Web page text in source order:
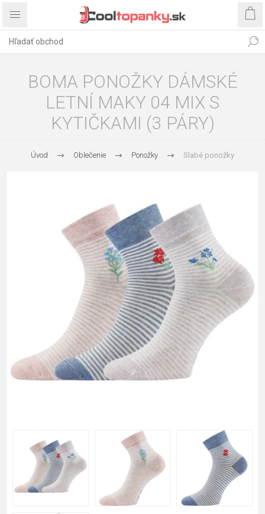
BOMA PONOŽKY DÁMSKÉ
LETNÍ MAKY 04 MIX S
KYTIČKAMI (3 PÁRY)
Úvod Oblečenie Ponožky Slabé ponožky